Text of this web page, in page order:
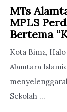
MTs
MPLS
Bertema
Kota Bima,
Alamtara
Sekolah ...